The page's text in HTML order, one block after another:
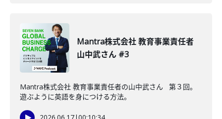
Mantra株式会社 教育事業責任者
山中武さん #3
Mantra株式会社 教育事業責任者の山中武さん 第３回。
遊ぶように英語を身につける方法。